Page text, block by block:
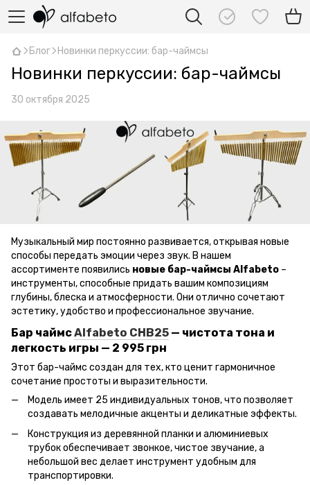
Блог Новинки перкуссии: бар-чаймсы
Новинки перкуссии: бар-чаймсы
30 октября 2025
Музыкальный мир постоянно развивается, открывая новые
способы передать эмоции через звук. В нашем
ассортименте появились новые бар-чаймсы Alfabeto –
инструменты, способные придать вашим композициям
глубины, блеска и атмосферности. Они отлично сочетают
эстетику, удобство и профессиональное звучание.
Бар чаймсAlfabeto CHB25 — чистота тона и
легкость игры — 2 995 грн
Этот бар-чаймс создан для тех, кто ценит гармоничное
сочетание простоты и выразительности.
Модель имеет 25 индивидуальных тонов, что позволяет
создавать мелодичные акценты и деликатные эффекты.
Конструкция из деревянной планки и алюминиевых
трубок обеспечивает звонкое, чистое звучание, а
небольшой вес делает инструмент удобным для
транспортировки.